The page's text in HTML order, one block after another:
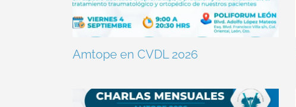
Amtope en CVDL 2026